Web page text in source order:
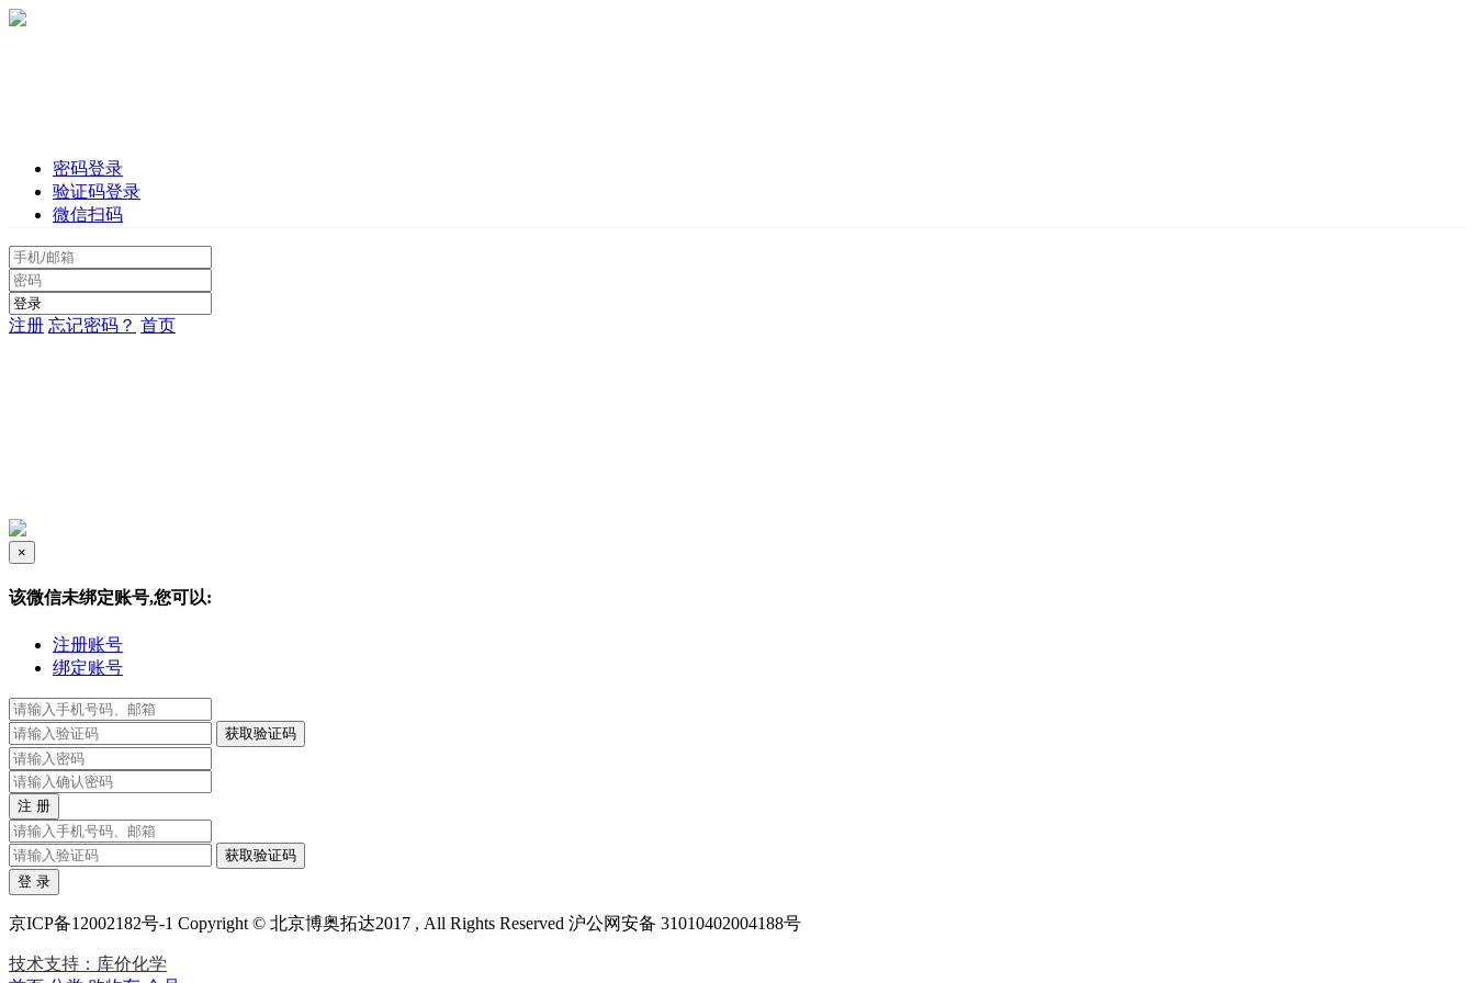
密码登录
验证码登录
微信扫码
注册 忘记密码？ 首页
×
该微信未绑定账号,您可以:
注册账号
绑定账号
获取验证码
获取验证码
京ICP备12002182号-1 Copyright © 北京博奥拓达2017 , All Rights Reserved 沪公网安备 31010402004188号
技术支持：库价化学